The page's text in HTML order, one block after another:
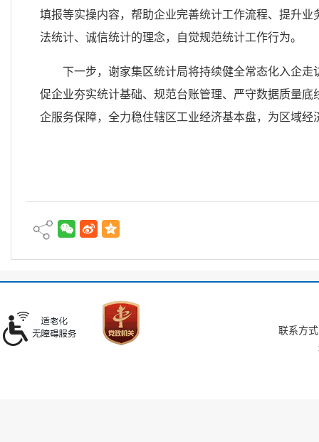
填报等实操内容，帮助企业完善统计工作流程、提升
法统计、诚信统计的理念，自觉规范统计工作行为。
下一步，谢家集区统计局将持续健全常态化入企
促企业夯实统计基础、规范台账管理、严守数据质量
企服务保障，全力稳住辖区工业经济基本盘，为区域
联系方